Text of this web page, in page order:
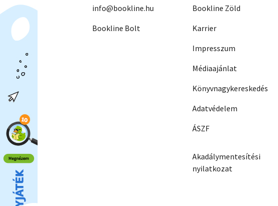
info@bookline.hu
Bookline Bolt
Bookline Zöld
Karrier
Impresszum
Médiaajánlat
Könyvnagykereskedés
Adatvédelem
ÁSZF
Akadálymentesítési
nyilatkozat